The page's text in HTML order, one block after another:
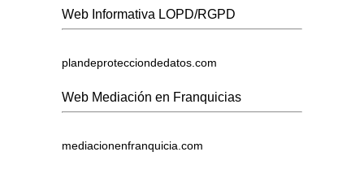
Web Informativa LOPD/RGPD
plandeprotecciondedatos.com
Web Mediación en Franquicias
mediacionenfranquicia.com